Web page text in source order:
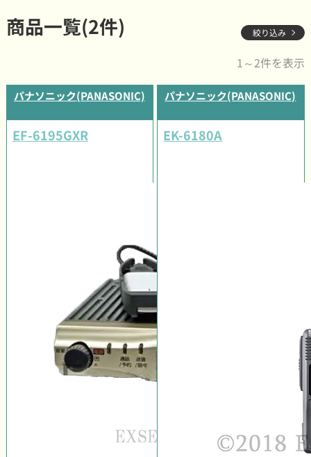
商品一覧(2件) 絞り込み
1～2件を表示
パナソニック(PANASONIC)
EF-6195GXR
パナソニック(PANASONIC)
EK-6180A